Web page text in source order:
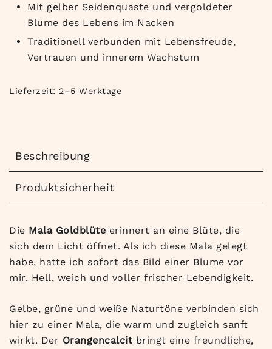
Mit gelber Seidenquaste und vergoldeter
Blume des Lebens im Nacken
Traditionell verbunden mit Lebensfreude,
Vertrauen und innerem Wachstum
Lieferzeit: 2–5 Werktage
Beschreibung
Produktsicherheit
Die Mala Goldblüte erinnert an eine Blüte, die
sich dem Licht öffnet. Als ich diese Mala gelegt
habe, hatte ich sofort das Bild einer Blume vor
mir. Hell, weich und voller frischer Lebendigkeit.
Gelbe, grüne und weiße Naturtöne verbinden sich
hier zu einer Mala, die warm und zugleich sanft
wirkt. Der Orangencalcit bringt eine freundliche,